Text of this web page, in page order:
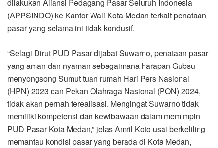
dilakukan Aliansi Pedagang Pasar Seluruh Indonesia
(APPSINDO) ke Kantor Wali Kota Medan terkait penataan
pasar yang selama ini tidak kondusif.
“Selagi Dirut PUD Pasar dijabat Suwarno, penataan pasar
yang aman dan nyaman sebagaimana harapan Gubsu
menyongsong Sumut tuan rumah Hari Pers Nasional
(HPN) 2023 dan Pekan Olahraga Nasional (PON) 2024,
tidak akan pernah terealisasi. Mengingat Suwarno tidak
memiliki kompetensi dan kewibawaan dalam memimpin
PUD Pasar Kota Medan,” jelas Amril Koto usai berkeliling
memantau kondisi pasar yang berada di Kota Medan,